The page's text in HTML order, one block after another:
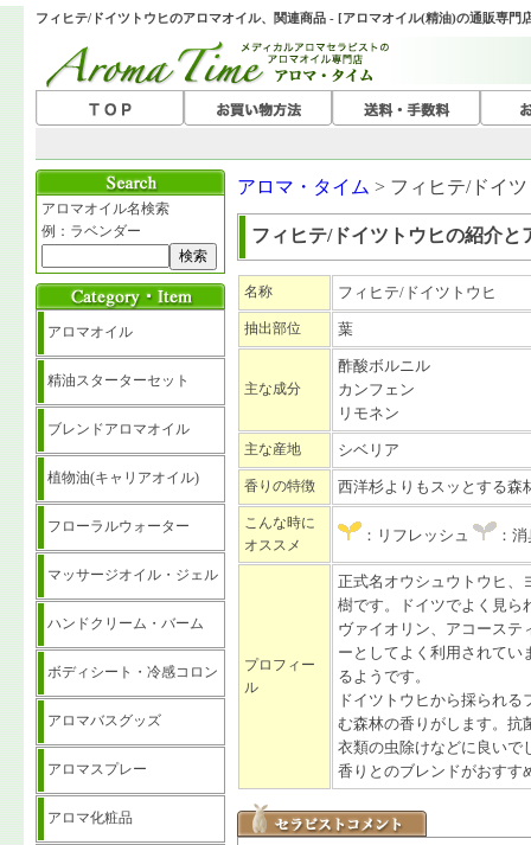
フィヒテ/ドイツトウヒのアロマオイル、関連商品 - [アロマオイル(精油)の通販専門
アロマオイル名検索
例：ラベンダー
アロマオイル
精油スターターセット
ブレンドアロマオイル
植物油(キャリアオイル)
フローラルウォーター
マッサージオイル・ジェル
ハンドクリーム・バーム
ボディシート・冷感コロン
アロマバスグッズ
アロマスプレー
アロマ化粧品
アロマ・タイム > フィヒテ/ドイ
フィヒテ/ドイツトウヒの紹介と
名称 フィヒテ/ドイツトウヒ
抽出部位 葉
主な成分
酢酸ボルニル
カンフェン
リモネン
主な産地 シベリア
香りの特徴 西洋杉よりもスッとする森
こんな時に
オススメ
：リフレッシュ ：
プロフィー
ル
正式名オウシュウトウヒ
樹です。ドイツでよく見ら
ヴァイオリン、アコーステ
ーとしてよく利用されてい
るようです。
ドイツトウヒから採られ
む森林の香りがします。抗
衣類の虫除けなどに良いで
香りとのブレンドがおすす